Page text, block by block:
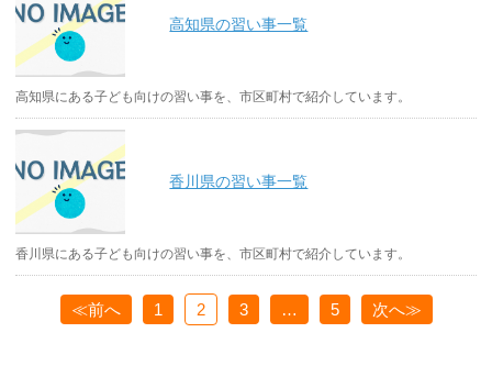
高知県の習い事一覧
高知県にある子ども向けの習い事を、市区町村で紹介しています。
香川県の習い事一覧
香川県にある子ども向けの習い事を、市区町村で紹介しています。
≪前へ 1 2 3 … 5 次へ≫